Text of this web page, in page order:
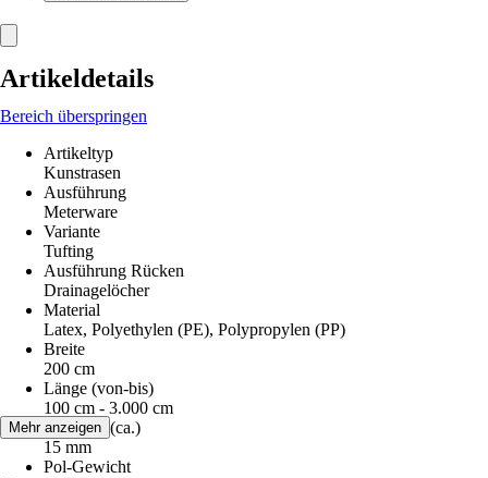
Artikeldetails
Bereich überspringen
Artikeltyp
Kunstrasen
Ausführung
Meterware
Variante
Tufting
Ausführung Rücken
Drainagelöcher
Material
Latex, Polyethylen (PE), Polypropylen (PP)
Breite
200 cm
Länge (von-bis)
100 cm - 3.000 cm
Florhöhe (ca.)
15 mm
Pol-Gewicht
Mehr anzeigen